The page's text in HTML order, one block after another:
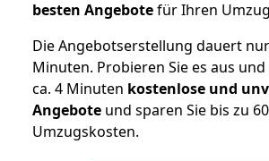
besten Angebotefür Ihren
Die Angebotserstellung dauert
Minuten. Probieren Sie es aus
ca. 4 Minuten kostenlose und
Angebote und sparen Sie bis zu
Umzugskosten.